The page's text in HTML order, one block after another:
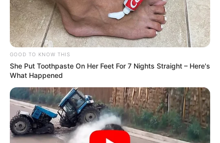
GOOD TO KNOW THIS
She Put Toothpaste On Her Feet For 7 Nights Straight – Here's
What Happened